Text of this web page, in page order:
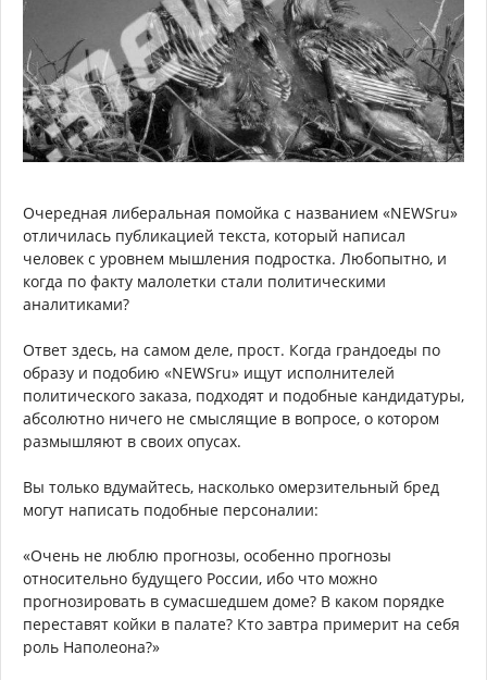
Очередная либеральная помойка с названием «NEWSru»
отличилась публикацией текста, который написал
человек с уровнем мышления подростка. Любопытно, и
когда по факту малолетки стали политическими
аналитиками?
Ответ здесь, на самом деле, прост. Когда грандоеды по
образу и подобию «NEWSru» ищут исполнителей
политического заказа, подходят и подобные кандидатуры,
абсолютно ничего не смыслящие в вопросе, о котором
размышляют в своих опусах.
Вы только вдумайтесь, насколько омерзительный бред
могут написать подобные персоналии:
«Очень не люблю прогнозы, особенно прогнозы
относительно будущего России, ибо что можно
прогнозировать в сумасшедшем доме? В каком порядке
переставят койки в палате? Кто завтра примерит на себя
роль Наполеона?»